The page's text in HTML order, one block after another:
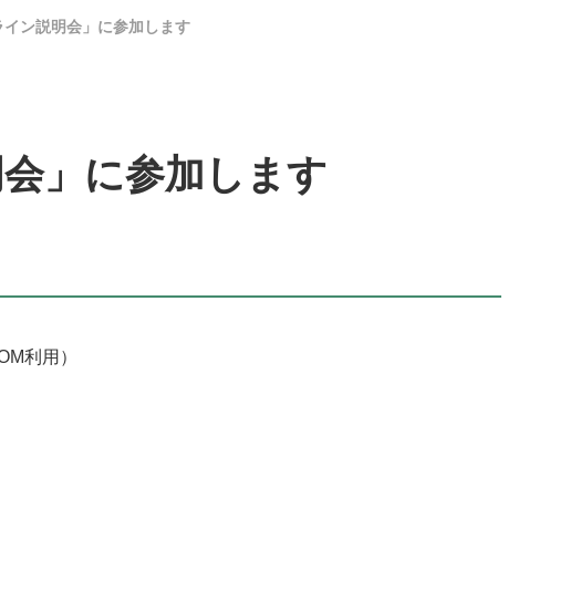
ン説明会」に参加します
」に参加します
利用）